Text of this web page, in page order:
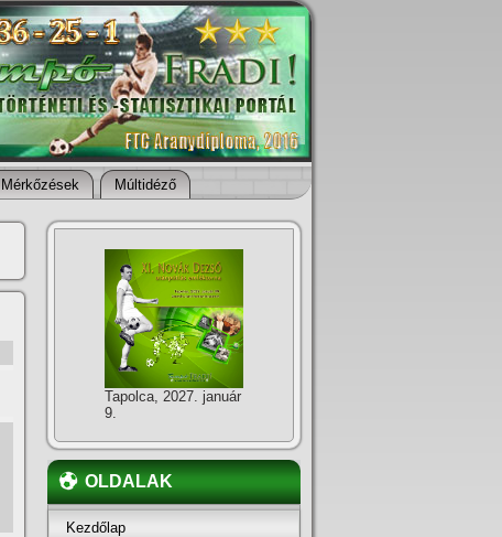
Mérkőzések Múltidéző
Tapolca, 2027. január
9.
OLDALAK
Kezdőlap